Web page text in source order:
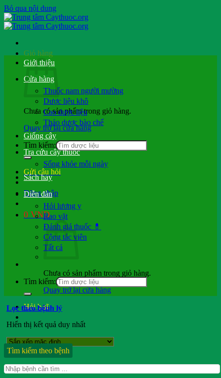
Bỏ qua nội dung
Giỏ hàng
Chưa có sản phẩm trong giỏ hàng.
Quay trở lại cửa hàng
Tìm kiếm:
Gửi câu hỏi
Đăng nhập
0 VND
Chưa có sản phẩm trong giỏ hàng.
Quay trở lại cửa hàng
Hỏi b.sĩ
Giới thiệu
Cửa hàng
Thuốc nam người mường
Dược liệu khô
Cao dược liệu
Thảo dược bào chế
Giống cây
Tra cứu cây thuốc
Sống khỏe mỗi ngày
Sách hay
Diễn đàn
Hỏi lương y
Rao vặt
Đánh giá thuốc 💊
Cộng tác viên
Tất cả
Tìm kiếm:
Lọc theo bệnh lý
Hiển thị kết quả duy nhất
Tìm kiếm theo bệnh